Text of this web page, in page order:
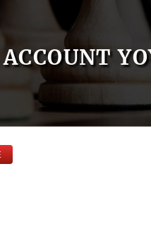
ACCOUNT